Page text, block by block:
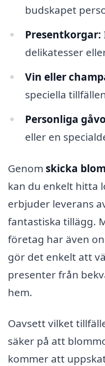
budskapet
Presentkorgar:
delikatesser
Vin eller
speciella
Personliga
eller en
Genom skicka
kan du enkelt hitta
erbjuder leverans
fantastiska tillägg.
företag har även
gör det enkelt att
presenter från
hem.
Oavsett vilket
säker på att
kommer att